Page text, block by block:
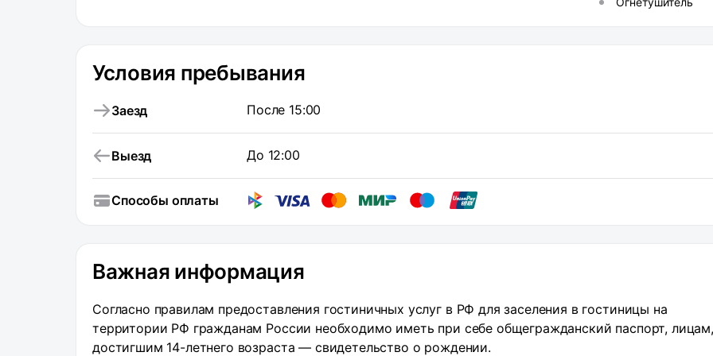
Условия пребывания
Заезд После 15:00
Выезд До 12:00
Способы оплаты
Важная информация
Согласно правилам предоставления гостиничных услуг в РФ для заселения в гостиницы на
территории РФ гражданам России необходимо иметь при себе общегражданский паспорт,
достигшим 14-летнего возраста — свидетельство о рождении.